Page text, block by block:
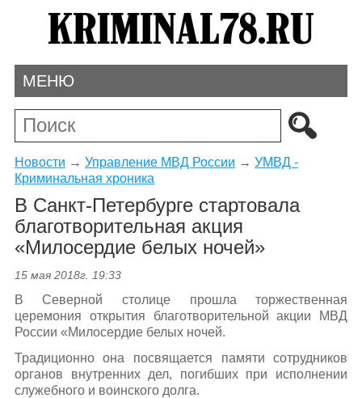
МЕНЮ
Новости → Управление МВД России → УМВД -
Криминальная хроника
В Санкт-Петербурге стартовала
благотворительная акция
«Милосердие белых ночей»
15 мая 2018г. 19:33
В Северной столице прошла торжественная
церемония открытия благотворительной акции МВД
России «Милосердие белых ночей.
Традиционно она посвящается памяти сотрудников
органов внутренних дел, погибших при исполнении
служебного и воинского долга.